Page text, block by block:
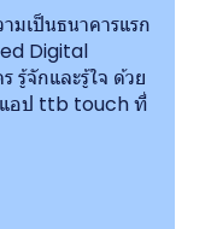
เป็นธนาคารแรก
Digital
รู้จักและรู้ใจ ด้วย
อป ttb touch ที่